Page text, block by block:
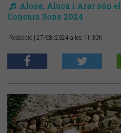
Alosa, Aluca i Arar són
Concurs Sons 2024
Redacció | 27/08/2024 a les 11:30h